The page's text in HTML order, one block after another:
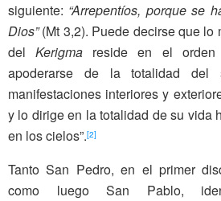
siguiente: “Arrepentíos, porque se
Dios”(Mt 3,2). Puede decirse que
delKerigma reside en el orden
apoderarse de la totalidad del
manifestaciones interiores y
y lo dirige en la totalidad de su vida
en los cielos”.[2]
Tanto San Pedro, en el primer
como luego San Pablo,